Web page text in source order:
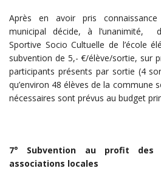
Après en avoir pris
municipal décide, à l’unanimité,
Sportive Socio Cultuelle de l’école
subvention de 5,- €/élève/sortie, sur
participants présents par sortie (4
qu’environ 48 élèves de la commune
nécessaires sont prévus au budget
7° Subvention au profit des
associations locales